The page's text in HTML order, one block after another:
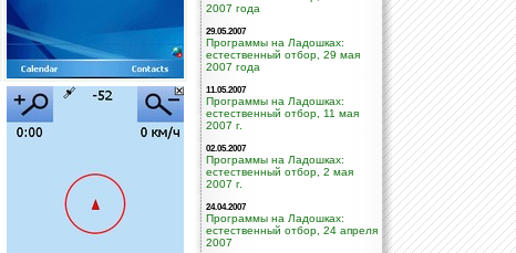
2007 года
29.05.2007
Программы на Ладошках:
естественный отбор, 29 мая
2007 года
11.05.2007
Программы на Ладошках:
естественный отбор, 11 мая
2007 г.
02.05.2007
Программы на Ладошках:
естественный отбор, 2 мая
2007 г.
24.04.2007
Программы на Ладошках:
естественный отбор, 24 апреля
2007